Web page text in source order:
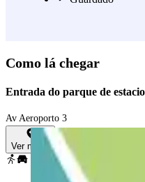
Como lá chegar
Entrada do parque de
Av Aeroporto 3
Ver mapa